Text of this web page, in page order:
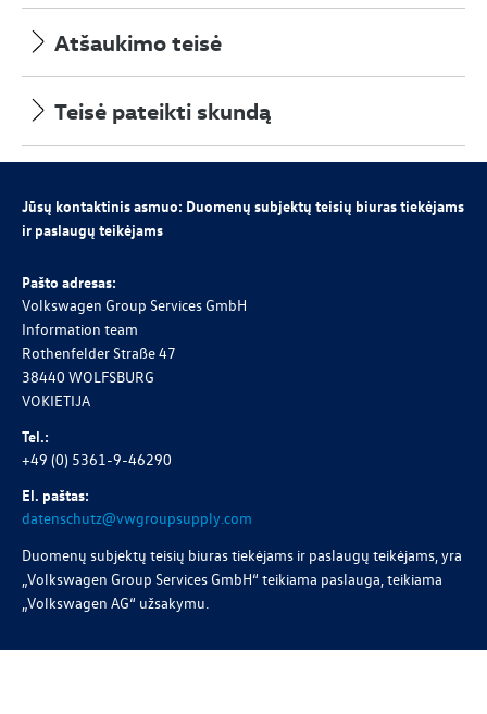
Atšaukimo teisė
Teisė pateikti skundą
Jūsų kontaktinis asmuo: Duomenų subjektų teisių biuras tiekėjams
ir paslaugų teikėjams
Pašto adresas:
Volkswagen Group Services GmbH
Information team
Rothenfelder Straße 47
38440 WOLFSBURG
VOKIETIJA
Tel.:
+49 (0) 5361-9-46290
El. paštas:
datenschutz@vwgroupsupply.com
Duomenų subjektų teisių biuras tiekėjams ir paslaugų teikėjams, yra
„Volkswagen Group Services GmbH“ teikiama paslauga, teikiama
„Volkswagen AG“ užsakymu.